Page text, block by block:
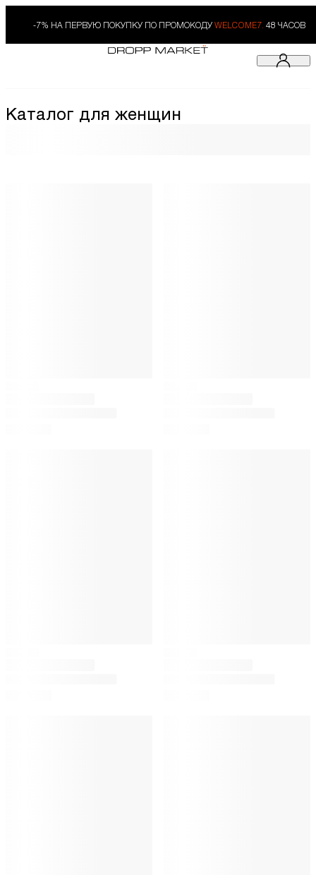
-7% НА ПЕРВУЮ ПОКУПКУ ПО ПРОМОКОДУ WELCOME7. 48 ЧАСОВ
Каталог для женщин